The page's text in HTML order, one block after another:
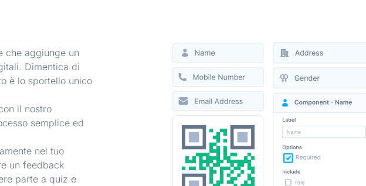
che aggiunge un
Dimentica di
è lo sportello unico
il nostro
semplice ed
nel tuo
un feedback
parte a quiz e